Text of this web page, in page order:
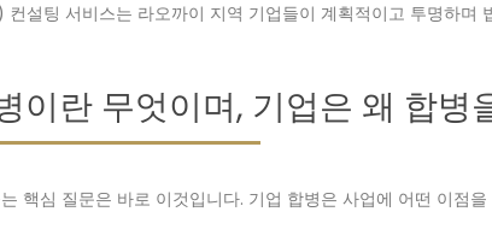
설팅 서비스는 라오까이 지역 기업들이 계획적이고 투명하며
이란 무엇이며, 기업은 왜 합병
핵심 질문은 바로 이것입니다. 기업 합병은 사업에 어떤 이점